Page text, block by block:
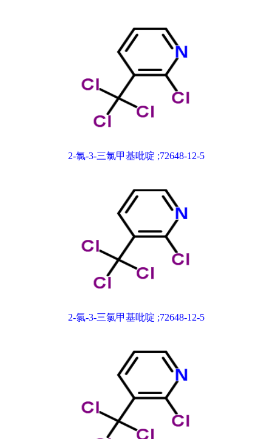
2-氯-3-三氯甲基吡啶 ;72648-12-5
2-氯-3-三氯甲基吡啶 ;72648-12-5